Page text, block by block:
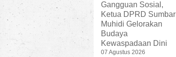
Gangguan Sosial,
Ketua DPRD Sumbar
Muhidi Gelorakan
Budaya
Kewaspadaan Dini
07 Agustus 2026